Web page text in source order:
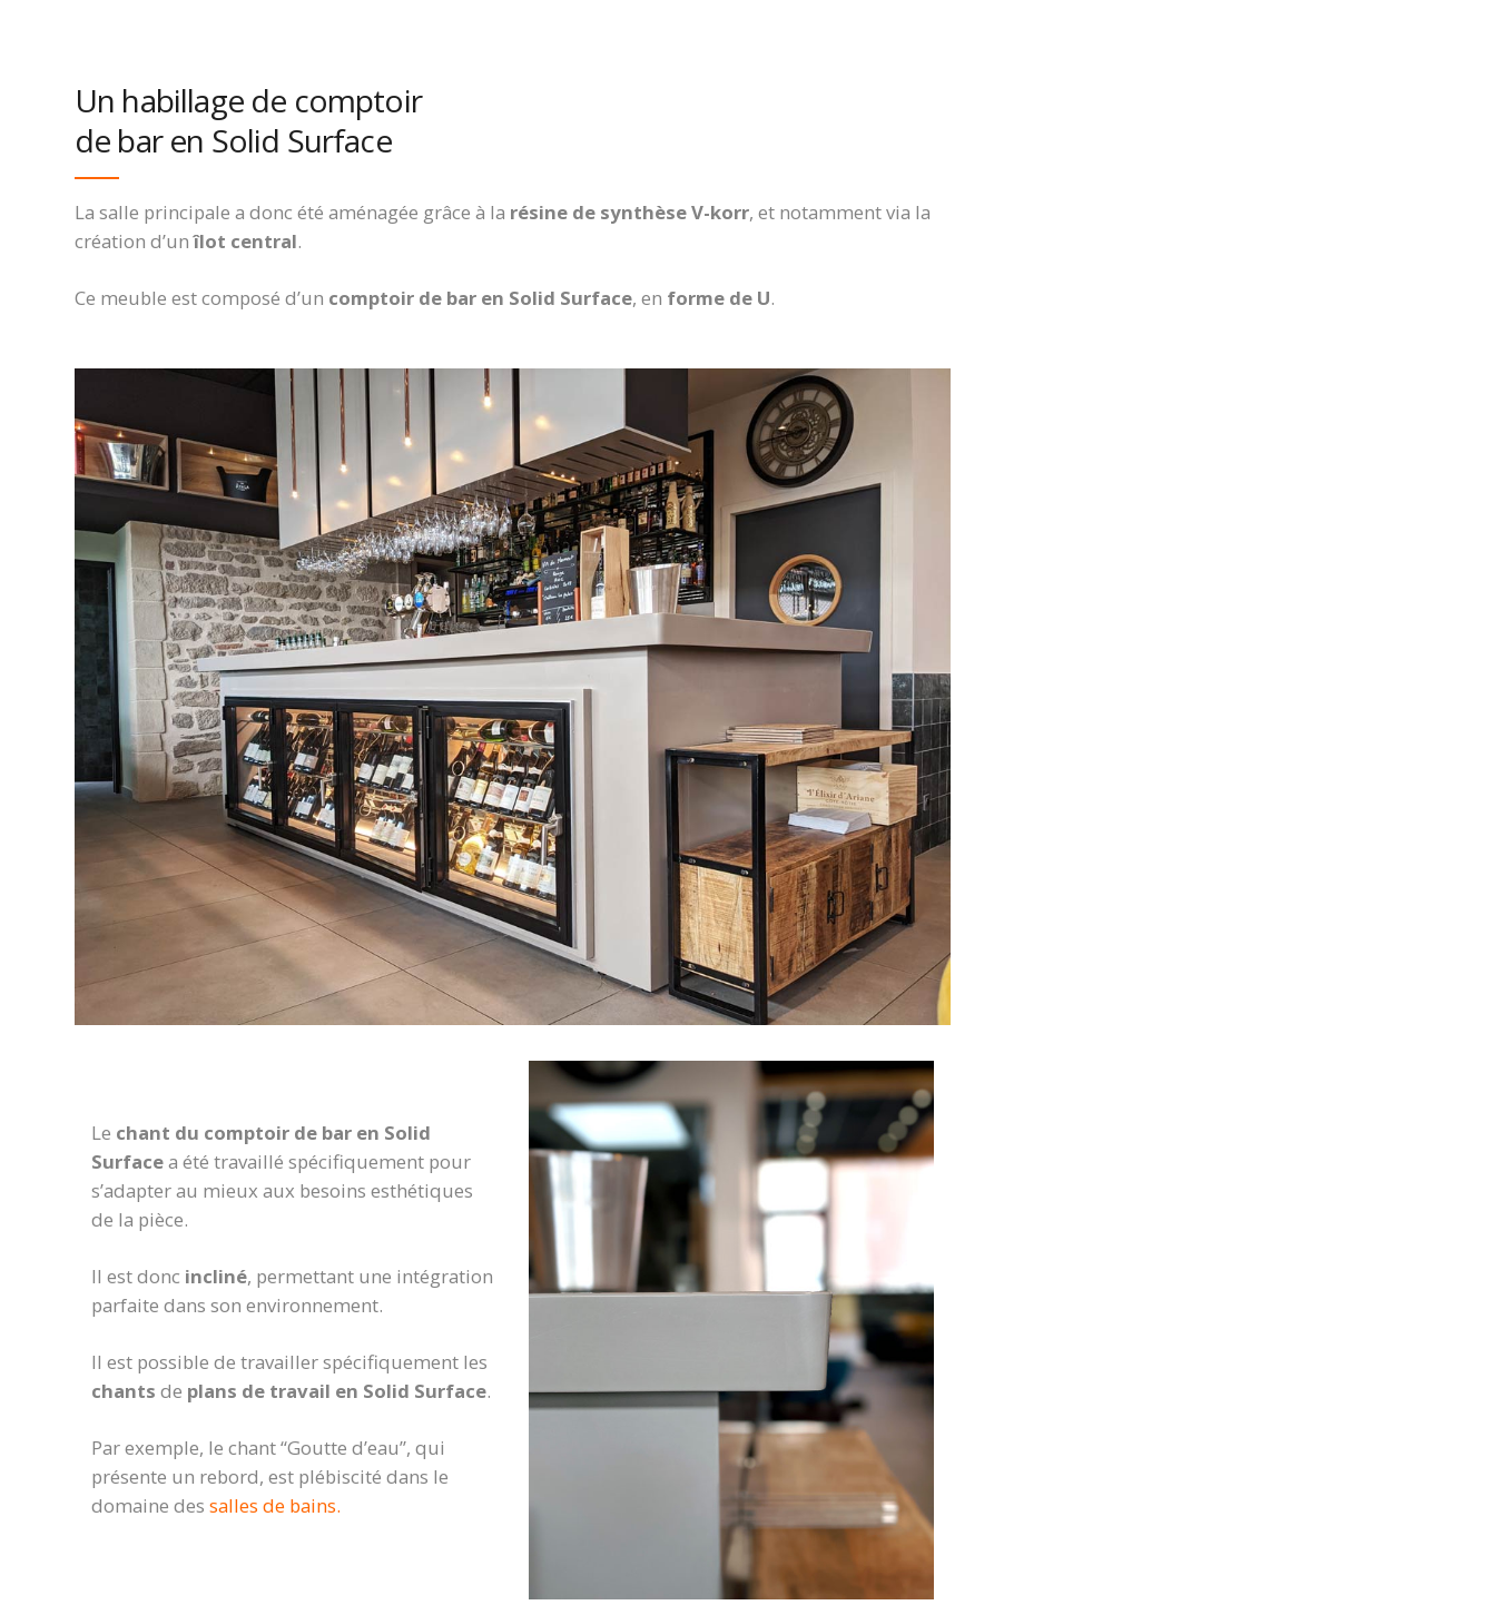
Un habillage de comptoir
de bar en Solid Surface
La salle principale a donc été aménagée grâce à la résine de synthèse V-korr, et notamment via la
création d’unîlot central.
Ce meuble est composé d’un comptoir de bar en Solid Surface, en forme de U.
Le chant du comptoir de bar en Solid
Surfacea été travaillé spécifiquement pour
s’adapter au mieux aux besoins esthétiques
de la pièce.
Il est donc incliné, permettant une intégration
parfaite dans son environnement.
Il est possible de travailler spécifiquement les
chants de plans de travail en Solid Surface.
Par exemple, le chant “Goutte d’eau”, qui
présente un rebord, est plébiscité dans le
domaine des salles de bains.